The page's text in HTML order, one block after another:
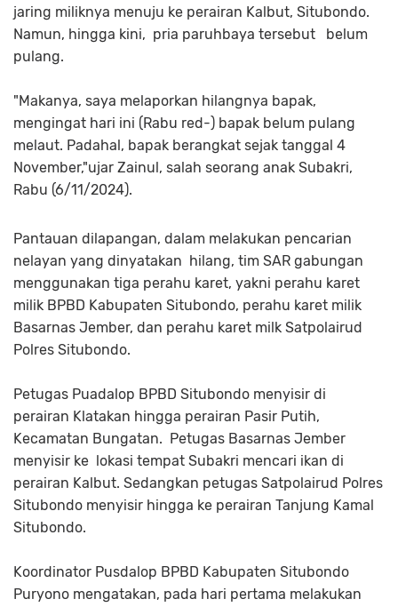
jaring miliknya menuju ke perairan Kalbut, Situbondo.
Namun, hingga kini, pria paruhbaya tersebut belum
pulang.
"Makanya, saya melaporkan hilangnya bapak,
mengingat hari ini (Rabu red-) bapak belum pulang
melaut. Padahal, bapak berangkat sejak tanggal 4
November,"ujar Zainul, salah seorang anak Subakri,
Rabu (6/11/2024).
Pantauan dilapangan, dalam melakukan pencarian
nelayan yang dinyatakan hilang, tim SAR gabungan
menggunakan tiga perahu karet, yakni perahu karet
milik BPBD Kabupaten Situbondo, perahu karet milik
Basarnas Jember, dan perahu karet milk Satpolairud
Polres Situbondo.
Petugas Puadalop BPBD Situbondo menyisir di
perairan Klatakan hingga perairan Pasir Putih,
Kecamatan Bungatan. Petugas Basarnas Jember
menyisir ke lokasi tempat Subakri mencari ikan di
perairan Kalbut. Sedangkan petugas Satpolairud Polres
Situbondo menyisir hingga ke perairan Tanjung Kamal
Situbondo.
Koordinator Pusdalop BPBD Kabupaten Situbondo
Puryono mengatakan, pada hari pertama melakukan